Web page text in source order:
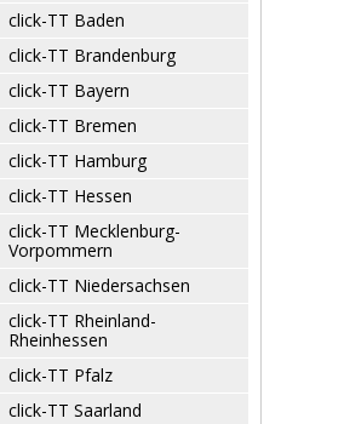
click-TT Baden
click-TT Brandenburg
click-TT Bayern
click-TT Bremen
click-TT Hamburg
click-TT Hessen
click-TT Mecklenburg-
Vorpommern
click-TT Niedersachsen
click-TT Rheinland-
Rheinhessen
click-TT Pfalz
click-TT Saarland